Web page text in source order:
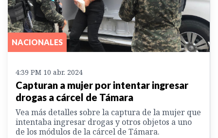
NACIONALES
4:39 PM 10 abr. 2024
Capturan a mujer por intentar ingresar
drogas a cárcel de Támara
Vea más detalles sobre la captura de la mujer que
intentaba ingresar drogas y otros objetos a uno
de los módulos de la cárcel de Támara.